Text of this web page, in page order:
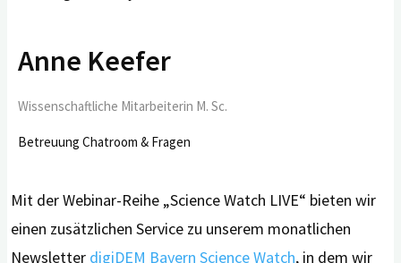
Anne Keefer
Wissenschaftliche Mitarbeiterin M. Sc.
Betreuung Chatroom & Fragen
Mit der Webinar-Reihe „Science Watch LIVE“ bieten wir
einen zusätzlichen Service zu unserem monatlichen
Newsletter digiDEM Bayern Science Watch, in dem wir